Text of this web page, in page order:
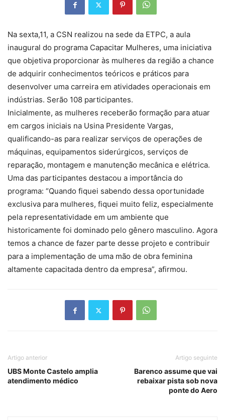
Na sexta,11, a CSN realizou na sede da ETPC, a aula
inaugural do programa Capacitar Mulheres, uma iniciativa
que objetiva proporcionar às mulheres da região a chance
de adquirir conhecimentos teóricos e práticos para
desenvolver uma carreira em atividades operacionais em
indústrias. Serão 108 participantes.
Inicialmente, as mulheres receberão formação para atuar
em cargos iniciais na Usina Presidente Vargas,
qualificando-as para realizar serviços de operações de
máquinas, equipamentos siderúrgicos, serviços de
reparação, montagem e manutenção mecânica e elétrica.
Uma das participantes destacou a importância do
programa: “Quando fiquei sabendo dessa oportunidade
exclusiva para mulheres, fiquei muito feliz, especialmente
pela representatividade em um ambiente que
historicamente foi dominado pelo gênero masculino. Agora
temos a chance de fazer parte desse projeto e contribuir
para a implementação de uma mão de obra feminina
altamente capacitada dentro da empresa”, afirmou.
Artigo anterior
UBS Monte Castelo amplia
atendimento médico
Artigo seguinte
Barenco assume que vai
rebaixar pista sob nova
ponte do Aero